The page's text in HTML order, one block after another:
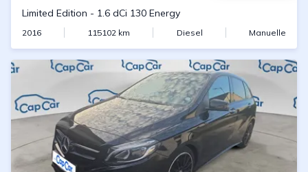
Limited Edition - 1.6 dCi 130 Energy
2016 115102 km Diesel Manuelle